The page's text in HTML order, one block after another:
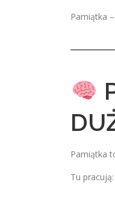
Pamiątka
Pamiątka
Tu pracują: